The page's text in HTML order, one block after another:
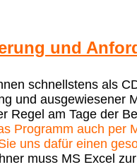
und
schnellstens als
und ausgewiesener
Regel am Tage der
Programm auch per
uns dafür einen
muss MS Excel